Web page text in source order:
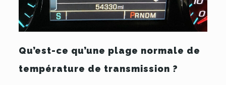
Qu’est-ce qu’une plage normale de
température de transmission ?